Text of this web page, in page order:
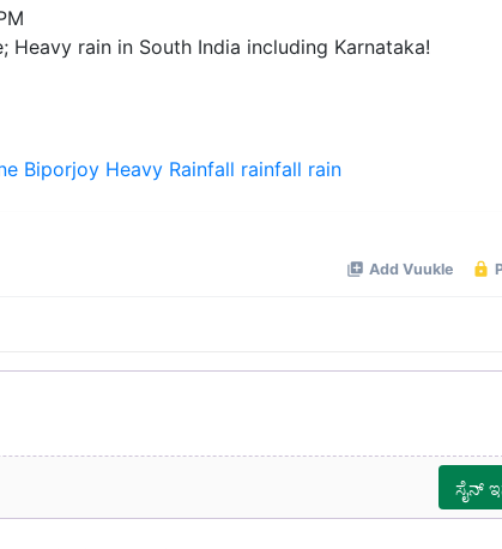
rain in South India including Karnataka!